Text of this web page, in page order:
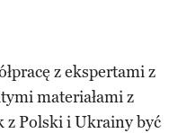
z ekspertami z
materiałami z
z Polski i Ukrainy być